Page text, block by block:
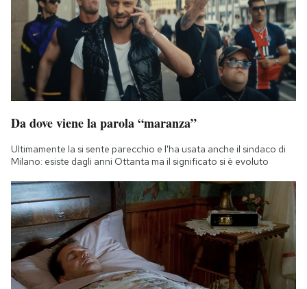
Da dove viene la parola “maranza”
Ultimamente la si sente parecchio e l'ha usata anche il sindaco di
Milano: esiste dagli anni Ottanta ma il significato si è evoluto